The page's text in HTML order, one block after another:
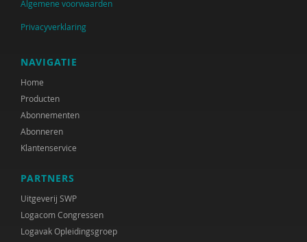
Algemene voorwaarden
Privacyverklaring
NAVIGATIE
Home
Producten
Abonnementen
Abonneren
Klantenservice
PARTNERS
Uitgeverij SWP
Logacom Congressen
Logavak Opleidingsgroep